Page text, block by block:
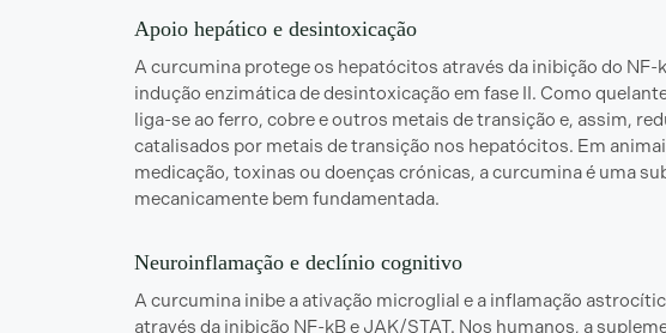
Apoio hepático e desintoxicação
A curcumina protege os hepatócitos através da inibição do NF-
indução enzimática de desintoxicação em fase II. Como
liga-se ao ferro, cobre e outros metais de transição e, assim,
catalisados por metais de transição nos hepatócitos. Em
medicação, toxinas ou doenças crónicas, a curcumina é uma
mecanicamente bem fundamentada.
Neuroinflamação e declínio cognitivo
A curcumina inibe a ativação microglial e a inflamação
através da inibição NF-kB e JAK/STAT. Nos humanos, a